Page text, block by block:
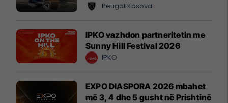
Peugot Kosova
IPKO vazhdon partneritetin me
Sunny Hill Festival 2026
IPKO
EXPO DIASPORA 2026 mbahet
më 3, 4 dhe 5 gusht në Prishtinë